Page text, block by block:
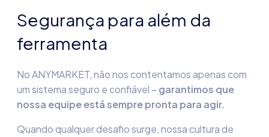
Segurança para além da
ferramenta
NoANYMARKET,não nos contentamos apenas com
um sistema seguro e confiável – garantimos que
nossa equipe está sempre pronta para agir.
Quando qualquer desafio surge, nossa cultura de